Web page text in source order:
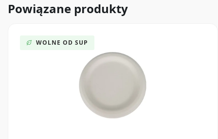
Powiązane produkty
WOLNE OD SUP